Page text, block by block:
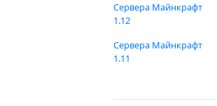
Сервера Майнкрафт
1.12
Сервера Майнкрафт
1.11